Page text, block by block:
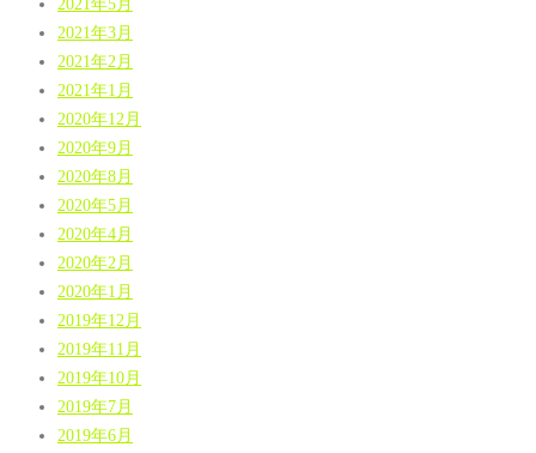
2021年5月
2021年3月
2021年2月
2021年1月
2020年12月
2020年9月
2020年8月
2020年5月
2020年4月
2020年2月
2020年1月
2019年12月
2019年11月
2019年10月
2019年7月
2019年6月